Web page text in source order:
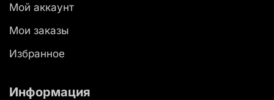
Мой аккаунт
Мои заказы
Избранное
Информация